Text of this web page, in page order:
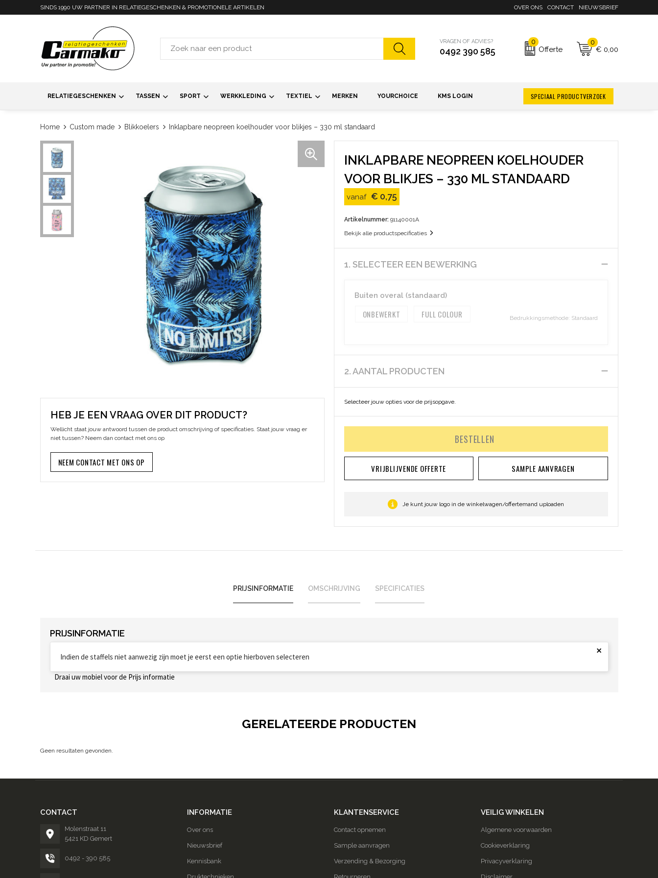
SINDS 1990 UW PARTNER IN RELATIEGESCHENKEN & PROMOTIONELE ARTIKELEN OVER ONS CONTACT NIEUWSBRIEF
VRAGEN OF ADVIES?
0492 390 585
0
Offerte
0
€ 0,00
RELATIEGESCHENKEN TASSEN SPORT WERKKLEDING TEXTIEL MERKEN YOURCHOICE KMS LOGIN SPECIAAL PRODUCTVERZOEK
Home Custom made Blikkoelers Inklapbare neopreen koelhouder voor blikjes – 330 ml standaard
HEB JE EEN VRAAG OVER DIT PRODUCT?
Wellicht staat jouw antwoord tussen de product omschrijving of specificaties. Staat jouw vraag er
niet tussen? Neem dan contact met ons op
NEEM CONTACT MET ONS OP
INKLAPBARE NEOPREEN KOELHOUDER
VOOR BLIKJES – 330 ML STANDAARD
vanaf € 0,75
Artikelnummer: 91140001A
Bekijk alle productspecificaties
1. SELECTEER EEN BEWERKING
Buiten overal (standaard)
ONBEWERKT FULL COLOUR Bedrukkingsmethode: Standaard
2. AANTAL PRODUCTEN
Selecteer jouw opties voor de prijsopgave.
BESTELLEN
VRIJBLIJVENDE OFFERTE SAMPLE AANVRAGEN
Je kunt jouw logo in de winkelwagen/offertemand uploaden
PRIJSINFORMATIE OMSCHRIJVING SPECIFICATIES
PRIJSINFORMATIE
Indien de staffels niet aanwezig zijn moet je eerst een optie hierboven selecteren ×
Draai uw mobiel voor de Prijs informatie
GERELATEERDE PRODUCTEN
Geen resultaten gevonden.
CONTACT
Molenstraat 11
5421 KD Gemert
0492 - 390 585
INFORMATIE
Over ons
Nieuwsbrief
Kennisbank
KLANTENSERVICE
Contact opnemen
Sample aanvragen
Verzending & Bezorging
VEILIG WINKELEN
Algemene voorwaarden
Cookieverklaring
Privacyverklaring